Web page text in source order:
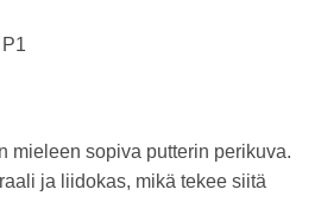
mieleen sopiva putterin perikuva.
ja liidokas, mikä tekee siitä